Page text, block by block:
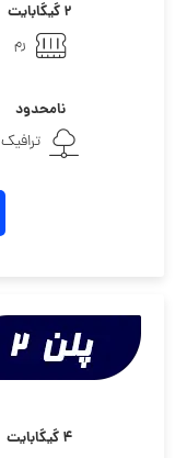
۲ گیگابایت
رم
نامحدود
ترافیک
۴ گیگابایت